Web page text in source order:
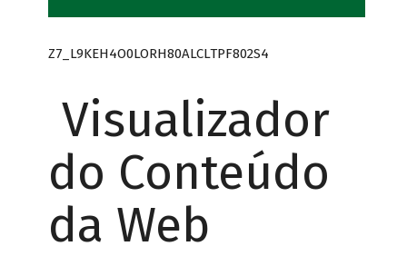
Z7_L9KEH4O0LORH80ALCLTPF802S4
Visualizador
do Conteúdo
da Web